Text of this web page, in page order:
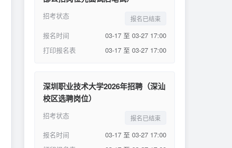
招考状态 报名已结束
报名时间
03-17 至 03-27 17:00
打印报名表
03-17 至 03-27 17:00
深圳职业技术大学2026年招聘（深汕
校区选聘岗位）
招考状态 报名已结束
报名时间
03-17 至 03-27 17:00